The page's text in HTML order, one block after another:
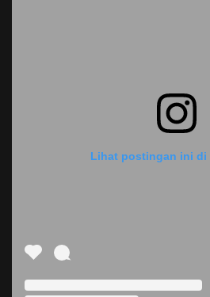
Lihat postingan ini di